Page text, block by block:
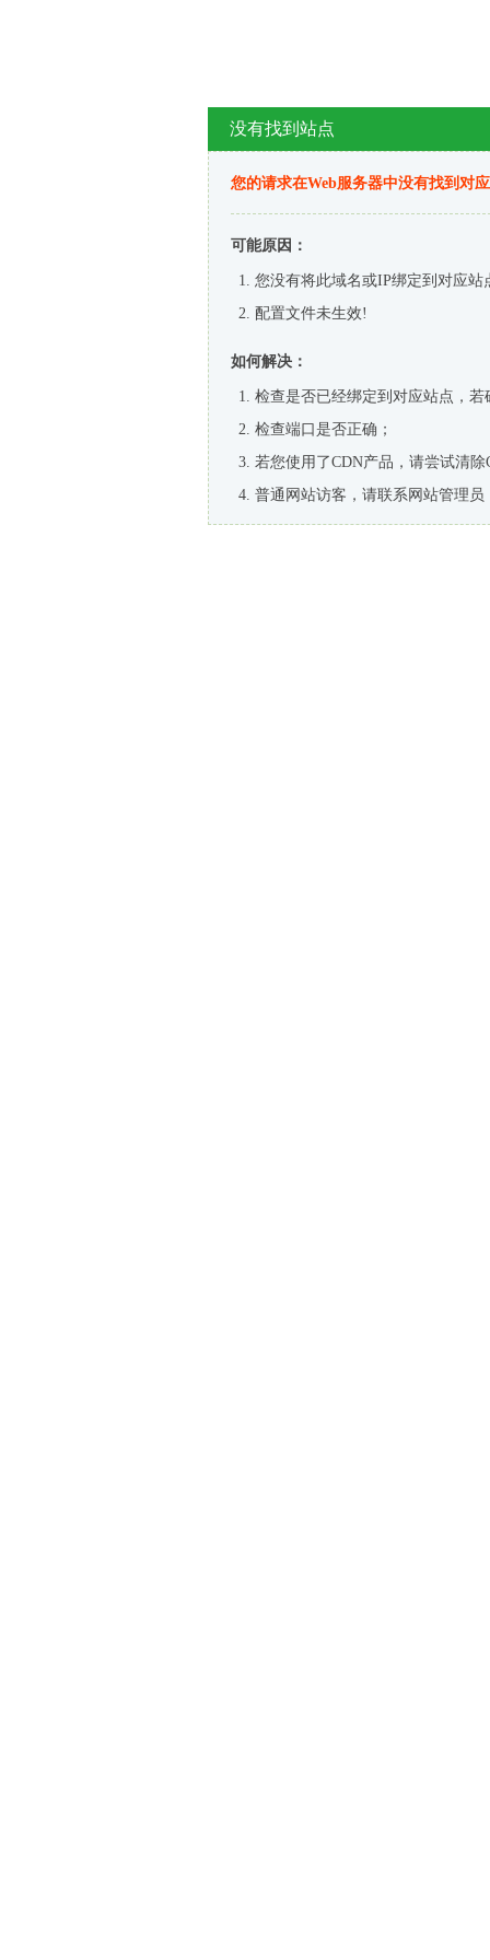
没有找到站点
您的请求在Web服务器中没有找到对
可能原因：
您没有将此域名或IP绑定到对应站
配置文件未生效!
如何解决：
检查是否已经绑定到对应站点，
检查端口是否正确；
若您使用了CDN产品，请尝试清除
普通网站访客，请联系网站管理员